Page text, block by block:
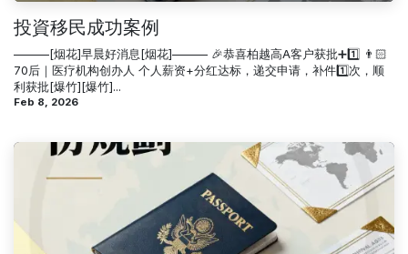
投資移民成功案例
———[烟花]早晨好消息[烟花]——— 🎉恭喜柏越高A客户获批➕1️⃣ 👨🏻
70后｜医疗机构创办人 个人薪资+分红达标，递交申请，补件1️⃣次，顺
利获批[爆竹][爆竹]...
Feb 8, 2026